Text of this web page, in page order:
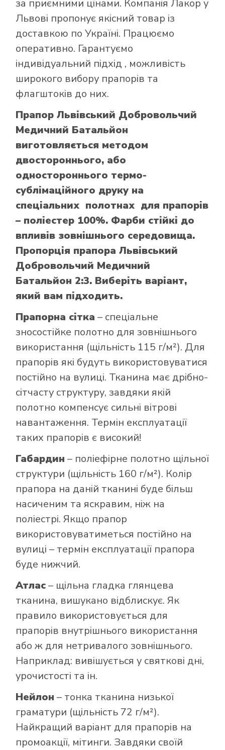
за приємними цінами. Компанія Лакор у
Львові пропонує якісний товар із
доставкою по Україні. Працюємо
оперативно. Гарантуємо
індивідуальний підхід , можливість
широкого вибору прапорів та
флагштоків до них.
Прапор Львівський Добровольчий
Медичний Батальйон
виготовляється методом
двостороннього, або
одностороннього термо-
сублімаційного друку на
спеціальних полотнах для прапорів
– поліестер 100%. Фарби стійкі до
впливів зовнішнього середовища.
Пропорція прапора Львівський
Добровольчий Медичний
Батальйон 2:3. Виберіть варіант,
який вам підходить.
Прапорна сітка – спеціальне
зносостійке полотно для зовнішнього
використання (щільність 115 г/м²). Для
прапорів які будуть використовуватися
постійно на вулиці. Тканина має дрібно-
сітчасту структуру, завдяки якій
полотно компенсує сильні вітрові
навантаження. Термін експлуатації
таких прапорів є високий!
Габардин – поліефірне полотно щільної
структури (щільність 160 г/м²). Колір
прапора на даній тканині буде більш
насиченим та яскравим, ніж на
поліестрі. Якщо прапор
використовуватиметься постійно на
вулиці – термін експлуатації прапора
буде нижчий.
Атлас– щільна гладка глянцева
тканина, вишукано відблискує. Як
правило використовується для
прапорів внутрішнього використання
або ж для нетривалого зовнішнього.
Наприклад: вивішується у святкові дні,
урочистості та ін.
Нейлон – тонка тканина низької
граматури (щільність 72 г/м²).
Найкращий варіант для прапорів на
промоакції, мітинги. Завдяки своїй